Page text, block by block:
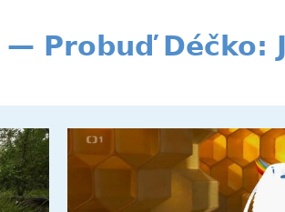
Probuď Déčko: